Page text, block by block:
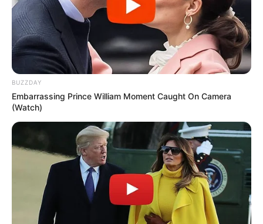
BUZZDAY
Embarrassing Prince William Moment Caught On Camera
(Watch)